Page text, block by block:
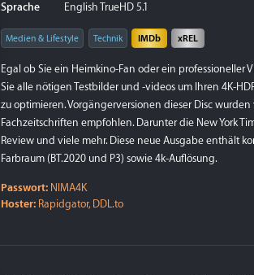
Sprache
English TrueHD 5.1
Medien & Lifestyle Technik IMDb xREL
Egal ob Sie ein Heimkino-Fan oder ein professioneller
Sie alle nötigen Testbilder und -videos um Ihren 4K-
zu optimieren. Vorgängerversionen dieser Disc
Fachzeitschriften empfohlen. Darunter die New York
Review und viele mehr. Diese neue Ausgabe enthält
Farbraum (BT.2020 und P3) sowie 4k-Auflösung.
Passwort: NIMA4K
Hoster: Rapidgator, DDL.to